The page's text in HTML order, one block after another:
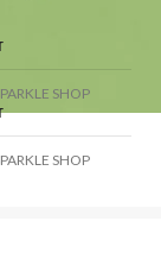
SHOP
SHOP